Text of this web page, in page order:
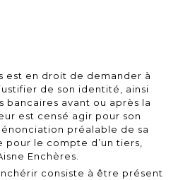
est en droit de demander à
de son identité, ainsi
bancaires avant ou après la
est censé agir pour son
préalable de sa
pour le compte d’un tiers,
Enchères.
consiste à être présent